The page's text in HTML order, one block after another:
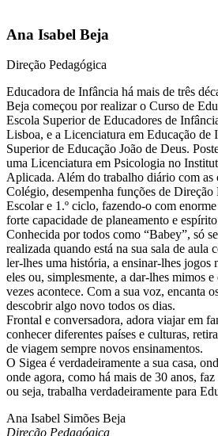
Ana Isabel Beja
Direção Pedagógica
Educadora de Infância há mais de três
Beja começou por realizar o Curso de
Escola Superior de Educadores de
Lisboa, e a Licenciatura em Educação de
Superior de Educação João de Deus.
uma Licenciatura em Psicologia no
Aplicada. Além do trabalho diário com as
Colégio, desempenha funções de Direção
Escolar e 1.º ciclo, fazendo-o com
forte capacidade de planeamento e
Conhecida por todos como “Babey”, só
realizada quando está na sua sala de aula
ler-lhes uma história, a ensinar-lhes jogos
eles ou, simplesmente, a dar-lhes mimos
vezes acontece. Com a sua voz, encanta
descobrir algo novo todos os dias.
Frontal e conversadora, adora viajar em
conhecer diferentes países e culturas,
de viagem sempre novos ensinamentos.
O Sigea é verdadeiramente a sua casa,
onde agora, como há mais de 30 anos, faz
ou seja, trabalha verdadeiramente para
Ana Isabel Simões Beja
Direção Pedagógica